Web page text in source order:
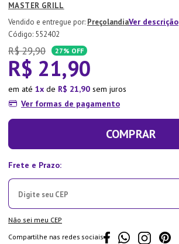
MASTER GRILL
PreçolandiaVer descrição
: 552402
R$ 29,90 27% OFF
R$ 21,90
em até 1 de R$ 21,90 sem juros
Ver formas de pagamento
COMPRAR
Não sei meu CEP
Compartilhe nas redes sociais